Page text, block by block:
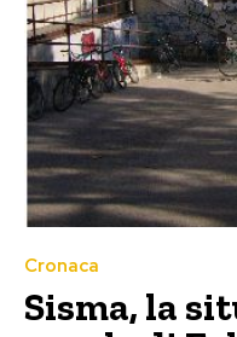
Cronaca
Sisma, la